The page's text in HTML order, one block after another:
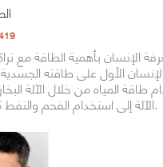
الإنسان بأهمية الطاقة مع
الأول على طاقته
طاقة المياه من خلال الآلة
الآلة إلى استخدام الفحم والنفط كمصدرين للطاقة.